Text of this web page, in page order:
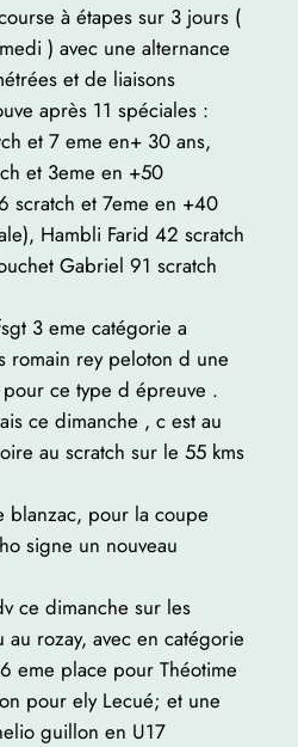
à étapes sur 3 jours (
) avec une alternance
et de liaisons
après 11 spéciales :
et 7 eme en+ 30 ans,
et 3eme en +50
scratch et 7eme en +40
Hambli Farid 42 scratch
Gabriel 91 scratch
3 eme catégorie a
romain rey peloton d une
ce type d épreuve .
ce dimanche , c est au
au scratch sur le 55 kms
blanzac, pour la coupe
signe un nouveau
ce dimanche sur les
rozay, avec en catégorie
eme place pour Théotime
pour ely Lecué; et une
guillon en U17